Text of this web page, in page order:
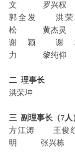
文 罗兴权
郭全发 洪
松 黄杰灵
谢 颖 谢
力 黎纯仰
二 理事长
洪荣坤
三 副理事长（7人
方江涛 王
明 张兴栋